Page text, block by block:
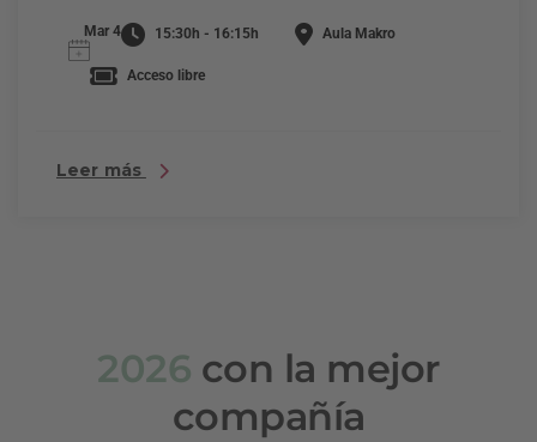
Mar 4 15:30h - 16:15h Aula Makro
Acceso libre
Leer más
2026 con la mejor
compañía